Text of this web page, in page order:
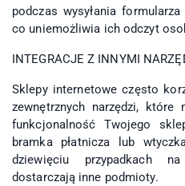
podczas wysyłania
co uniemożliwia ich odczyt
INTEGRACJE Z INNYMI
Sklepy internetowe często
zewnętrznych narzędzi, które
funkcjonalność Twojego
bramka płatnicza lub
dziewięciu przypadkach
dostarczają inne podmioty.